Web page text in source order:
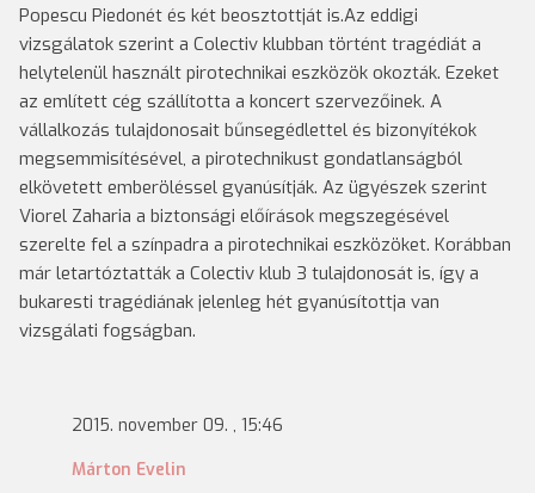
Popescu Piedonét és két beosztottját is.Az eddigi
vizsgálatok szerint a Colectiv klubban történt tragédiát a
helytelenül használt pirotechnikai eszközök okozták. Ezeket
az említett cég szállította a koncert szervezőinek. A
vállalkozás tulajdonosait bűnsegédlettel és bizonyítékok
megsemmisítésével, a pirotechnikust gondatlanságból
elkövetett emberöléssel gyanúsítják. Az ügyészek szerint
Viorel Zaharia a biztonsági előírások megszegésével
szerelte fel a színpadra a pirotechnikai eszközöket. Korábban
már letartóztatták a Colectiv klub 3 tulajdonosát is, így a
bukaresti tragédiának jelenleg hét gyanúsítottja van
vizsgálati fogságban.
2015. november 09. , 15:46
Márton Evelin